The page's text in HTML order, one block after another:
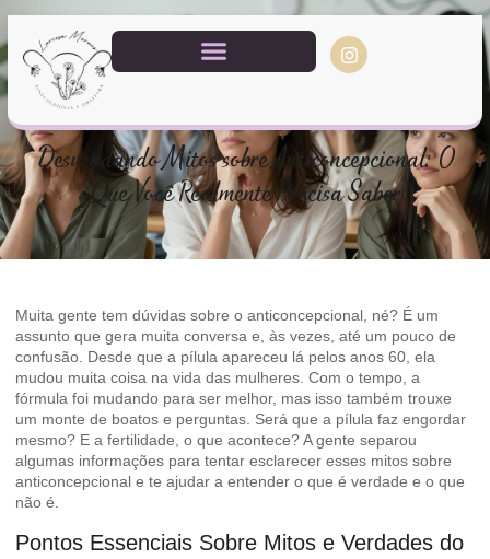
Desvendando Mitos sobre Anticoncepcional: O
Que Você Realmente Precisa Saber
Muita gente tem dúvidas sobre o anticoncepcional, né? É um
assunto que gera muita conversa e, às vezes, até um pouco de
confusão. Desde que a pílula apareceu lá pelos anos 60, ela
mudou muita coisa na vida das mulheres. Com o tempo, a
fórmula foi mudando para ser melhor, mas isso também trouxe
um monte de boatos e perguntas. Será que a pílula faz engordar
mesmo? E a fertilidade, o que acontece? A gente separou
algumas informações para tentar esclarecer esses mitos sobre
anticoncepcional e te ajudar a entender o que é verdade e o que
não é.
Pontos Essenciais Sobre Mitos e Verdades do